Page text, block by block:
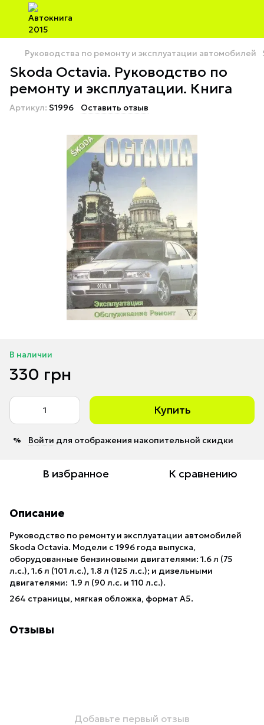
Руководства по ремонту и эксплуатации автомобилей
Skoda Octavia. Руководство по
ремонту и эксплуатации. Книга
Артикул: S1996 Оставить отзыв
В наличии
330 грн
Купить
% Войти для отображения накопительной скидки
В избранное К сравнению
Описание
Руководство по ремонту и эксплуатации автомобилей
Skoda Octavia. Модели с 1996 года выпуска,
оборудованные бензиновыми двигателями: 1.6 л (75
л.с.), 1.6 л (101 л.с.), 1.8 л (125 л.с.); и дизельными
двигателями: 1.9 л (90 л.с. и 110 л.с.).
264 страницы, мягкая обложка, формат А5.
Отзывы
Добавьте первый отзыв